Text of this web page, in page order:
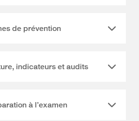
de prévention
indicateurs et audits
à l’examen